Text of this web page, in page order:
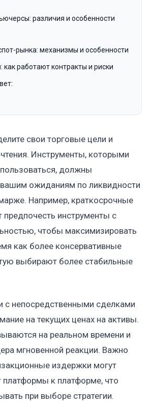
различия и особенности
рынка: механизмы и особенности
работают контракты и риски
свои торговые цели и
Инструменты, которыми
должны
вашим ожиданиям по ликвидности
Например, краткосрочные
предпочесть инструменты с
чтобы максимизировать
как более консервативные
выбирают более стабильные
с непосредственными сделками
на текущих ценах на активы.
на реальном времени и
мгновенной реакции. Важно
издержки могут
платформы к платформе, что
при выборе стратегии.